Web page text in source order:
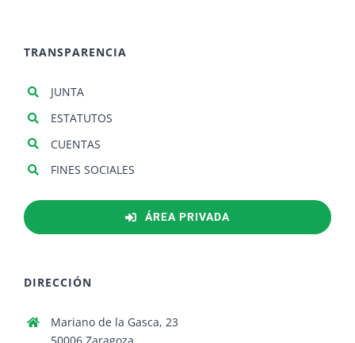
TRANSPARENCIA
JUNTA
ESTATUTOS
CUENTAS
FINES SOCIALES
ÁREA PRIVADA
DIRECCIÓN
Mariano de la Gasca, 23